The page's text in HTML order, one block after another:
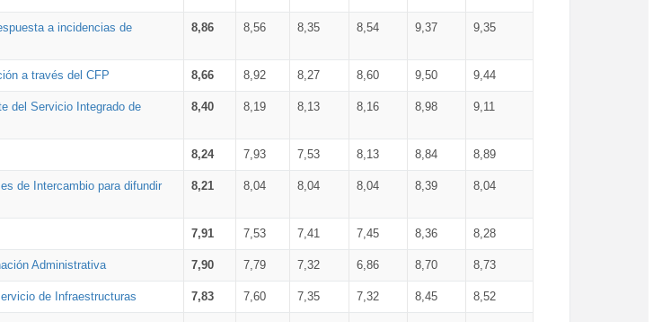
a incidencias de
8,86 8,56 8,35 8,54 9,37 9,35
a través del CFP 8,66 8,92 8,27 8,60 9,50 9,44
del Servicio Integrado de
8,40 8,19 8,13 8,16 8,98 9,11
8,24 7,93 7,53 8,13 8,84 8,89
de Intercambio para difundir
8,21 8,04 8,04 8,04 8,39 8,04
7,91 7,53 7,41 7,45 8,36 8,28
Administrativa 7,90 7,79 7,32 6,86 8,70 8,73
de Infraestructuras 7,83 7,60 7,35 7,32 8,45 8,52